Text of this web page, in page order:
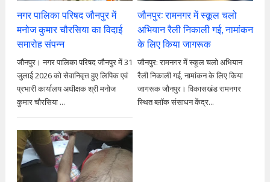
नगर पालिका परिषद जौनपुर में
मनोज कुमार चौरसिया का विदाई
समारोह संपन्न
जौनपुर। नगर पालिका परिषद जौनपुर में 31
जुलाई 2026 को सेवानिवृत्त हुए लिपिक एवं
प्रभारी कार्यालय अधीक्षक श्री मनोज
कुमार चौरसिया ...
जौनपुर: रामनगर में स्कूल चलो
अभियान रैली निकाली गई, नामांकन
के लिए किया जागरूक
जौनपुर: रामनगर में स्कूल चलो अभियान
रैली निकाली गई, नामांकन के लिए किया
जागरूक जौनपुर। विकासखंड रामनगर
स्थित ब्लॉक संसाधन केंद्र...